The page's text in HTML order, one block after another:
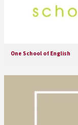
One School of English